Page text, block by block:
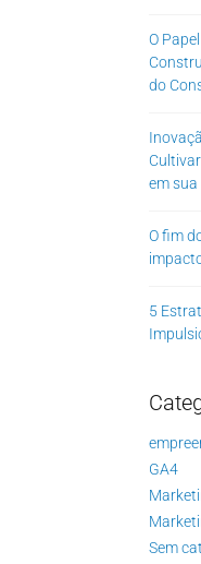
O
do
em sua
O fim
5
GA4
Sem